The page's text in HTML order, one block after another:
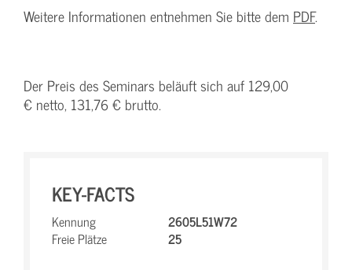
Weitere Informationen entnehmen Sie bitte dem PDF.
Der Preis des Seminars beläuft sich auf 129,00
€ netto, 131,76 € brutto.
KEY-FACTS
Kennung
2605L51W72
Freie Plätze
25